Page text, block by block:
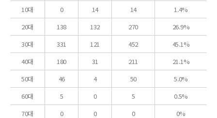
10대 0 14 14
1.4%
20대
138 132 270
26.9%
30대
331 121 452
45.1%
40대
180 31 211
21.1%
50대
46 4 50
5.0%
60대
5 0 5
0.5%
70대
0 0 0 0%